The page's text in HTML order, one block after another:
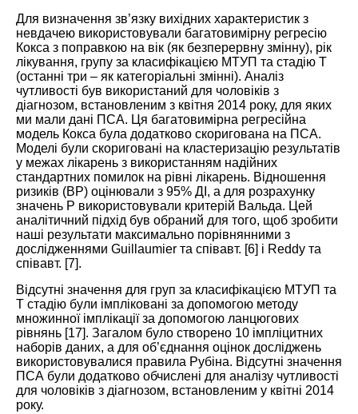
Для визначення зв’язку вихідних характеристик з
невдачею використовували багатовимірну регресію
Кокса з поправкою на вік (як безперервну змінну), рік
лікування, групу за класифікацією МТУП та стадію Т
(останні три – як категоріальні змінні). Аналіз
чутливості був використаний для чоловіків з
діагнозом, встановленим з квітня 2014 року, для яких
ми мали дані ПСА. Ця багатовимірна регресійна
модель Кокса була додатково скоригована на ПСА.
Моделі були скориговані на кластеризацію результатів
у межах лікарень з використанням надійних
стандартних помилок на рівні лікарень. Відношення
ризиків (ВР) оцінювали з 95% ДІ, а для розрахунку
значень Р використовували критерій Вальда. Цей
аналітичний підхід був обраний для того, щоб зробити
наші результати максимально порівнянними з
дослідженнями Guillaumier та співавт. [6] і Reddy та
співавт. [7].
Відсутні значення для груп за класифікацією МТУП та
Т стадію були імпліковані за допомогою методу
множинної імплікації за допомогою ланцюгових
рівнянь [17]. Загалом було створено 10 імпліцитних
наборів даних, а для об’єднання оцінок досліджень
використовувалися правила Рубіна. Відсутні значення
ПСА були додатково обчислені для аналізу чутливості
для чоловіків з діагнозом, встановленим у квітні 2014
року.